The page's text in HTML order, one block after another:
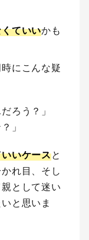
ていいかも
にこんな疑
ろう？」
」
いケースと
れ目、そし
として迷い
と思いま